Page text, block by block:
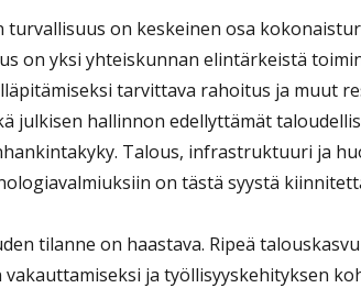
turvallisuus on keskeinen osa
on yksi yhteiskunnan elintärkeistä
tarvittava rahoitus ja muut
julkisen hallinnon edellyttämät
Talous, infrastruktuuri ja
on tästä syystä
tilanne on haastava. Ripeä
ja työllisyyskehityksen